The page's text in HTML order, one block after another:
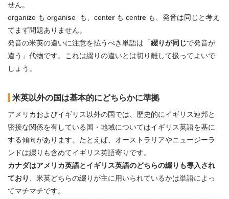
せん。
organize も organise も、centerも centre も、発音は同じと考え
てまず問題ありません。
発音の米英の違いに注意を払うべき単語は「綴りが同じで発音が
違う」代物です。これは綴りの違いとは切り離して扱ってよいで
しょう。
米英以外の国は基本的にどちらかに準拠
アメリカおよびイギリス以外の国では、歴史的にイギリス連邦と
密接な関係を有している国・地域についてはイギリス英語を基に
する傾向があります。たとえば、オーストラリアやニュージーラ
ンドは綴りも含めてイギリス英語寄りです。
カナダはアメリカ英語とイギリス英語のどちらの綴りも導入され
ており
、米英どちらの綴りが主に用いられているかは単語によっ
てマチマチです。